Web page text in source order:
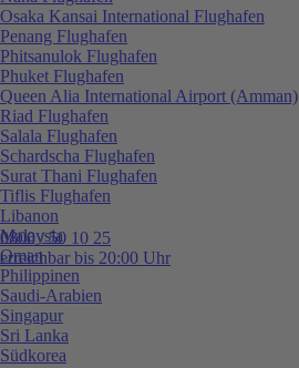
0800 / 50 10 25
erreichbar bis 20:00 Uhr
Osaka Kansai International Flughafen
Penang Flughafen
Phitsanulok Flughafen
Phuket Flughafen
Queen Alia International Airport (Amman)
Riad Flughafen
Salala Flughafen
Schardscha Flughafen
Surat Thani Flughafen
Tiflis Flughafen
Libanon
Malaysia
Oman
Philippinen
Saudi-Arabien
Singapur
Sri Lanka
Südkorea